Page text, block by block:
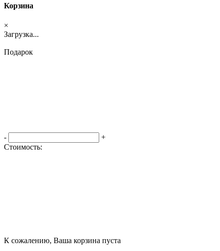
Корзина
×
Загрузка...
Подарок
-
+
Стоимость:
К сожалению, Ваша корзина пуста